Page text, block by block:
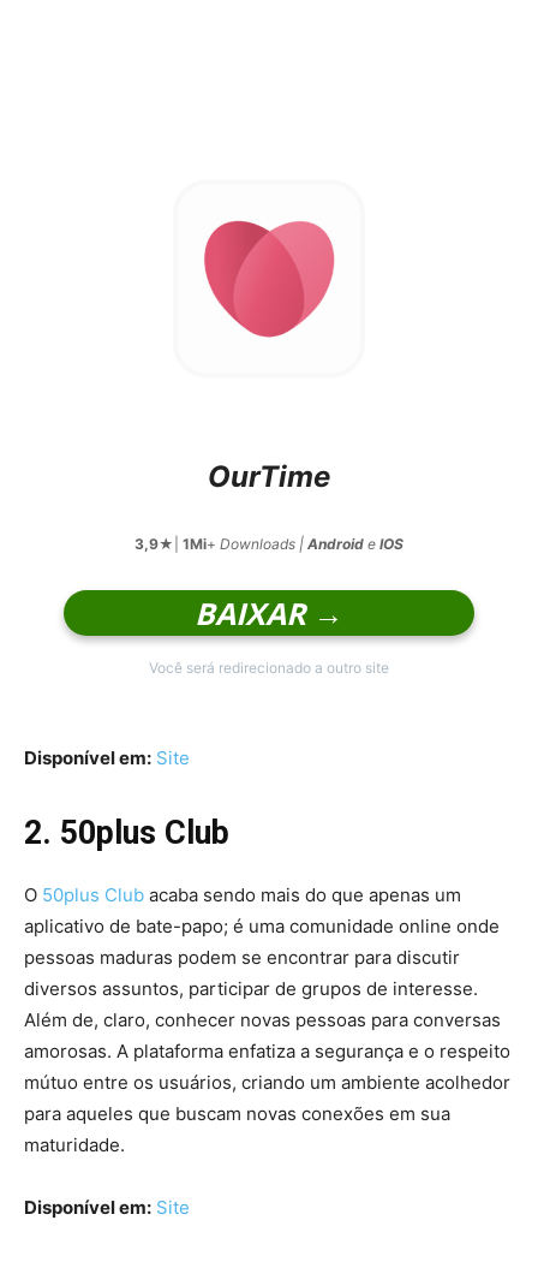
OurTime
3,9★| 1Mi+ Downloads | Android e IOS
BAIXAR →
Você será redirecionado a outro site
Disponível em: Site
2. 50plus Club
O 50plus Club acaba sendo mais do que apenas um
aplicativo de bate-papo; é uma comunidade online onde
pessoas maduras podem se encontrar para discutir
diversos assuntos, participar de grupos de interesse.
Além de, claro, conhecer novas pessoas para conversas
amorosas. A plataforma enfatiza a segurança e o respeito
mútuo entre os usuários, criando um ambiente acolhedor
para aqueles que buscam novas conexões em sua
maturidade.
Disponível em: Site